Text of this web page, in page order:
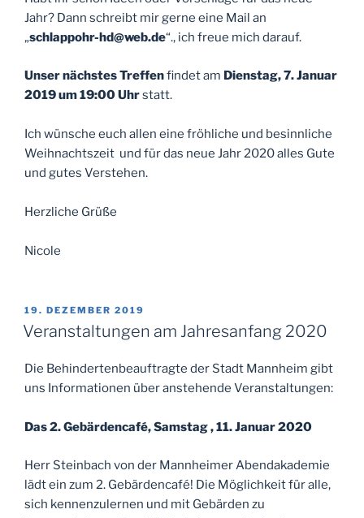
Jahr? Dann schreibt mir gerne eine Mail an
„schlappohr-hd@web.de“., ich freue mich darauf.
Unser nächstes Treffenfindet am Dienstag, 7. Januar
2019 um 19:00 Uhrstatt.
Ich wünsche euch allen eine fröhliche und besinnliche
Weihnachtszeit und für das neue Jahr 2020 alles Gute
und gutes Verstehen.
Herzliche Grüße
Nicole
VERÖFFENTLICHT
AM
19. DEZEMBER 2019
Veranstaltungen am Jahresanfang 2020
Die Behindertenbeauftragte der Stadt Mannheim gibt
uns Informationen über anstehende Veranstaltungen:
Das 2. Gebärdencafé, Samstag , 11. Januar 2020
Herr Steinbach von der Mannheimer Abendakademie
lädt ein zum 2. Gebärdencafé! Die Möglichkeit für alle,
sich kennenzulernen und mit Gebärden zu